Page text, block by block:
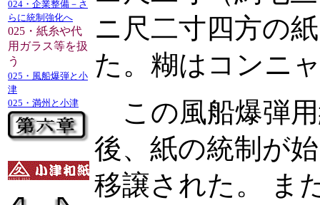
024・企業整備－さ
らに統制強化へ
025・紙糸や代
用ガラス等を扱
う
025・風船爆弾と小
津
025・満州と小津
ニ尺二寸四方の
た。糊はコンニ
この風船爆弾
後、紙の統制が
移譲された。 ま